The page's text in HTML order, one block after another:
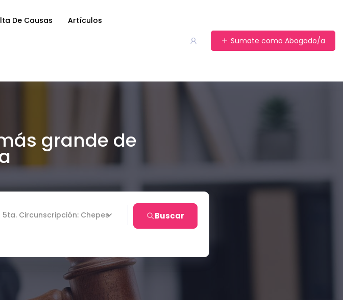
De Causas Artículos
Sumate como Abogado/a
grande de
5ta. Circunscripción: Chepes
Buscar